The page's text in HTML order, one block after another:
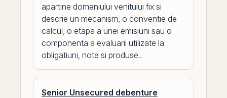
apartine domeniului venitului fix si
descrie un mecanism, o conventie de
calcul, o etapa a unei emisiuni sau o
componenta a evaluarii utilizate la
obligatiuni, note si produse...
Senior Unsecured debenture